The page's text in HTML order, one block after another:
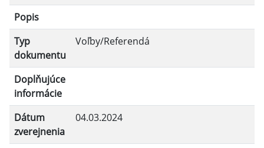
Filtrovať
Popis
Typ
dokumentu
Voľby/Referendá
Doplňujúce
informácie
Dátum
zverejnenia
04.03.2024